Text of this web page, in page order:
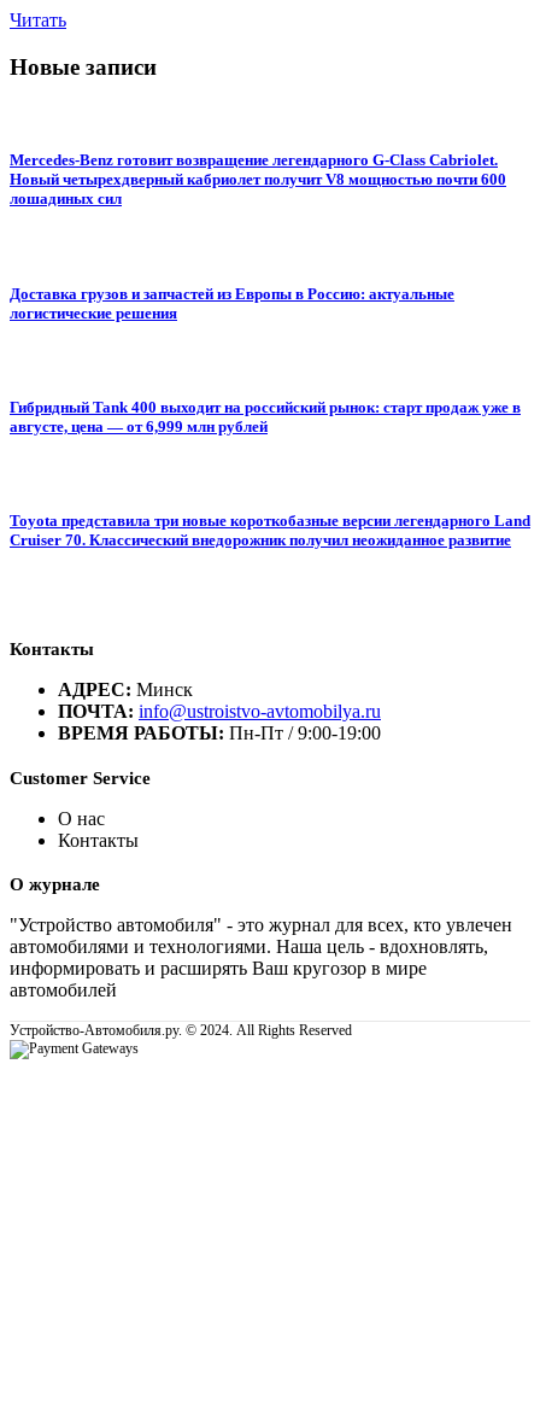
Читать
Новые записи
Mercedes-Benz готовит возвращение легендарного G-Class Cabriolet.
Новый четырехдверный кабриолет получит V8 мощностью почти 600
лошадиных сил
Доставка грузов и запчастей из Европы в Россию: актуальные
логистические решения
Гибридный Tank 400 выходит на российский рынок: старт продаж уже в
августе, цена — от 6,999 млн рублей
Toyota представила три новые короткобазные версии легендарного Land
Cruiser 70. Классический внедорожник получил неожиданное развитие
Контакты
АДРЕС: Минск
ПОЧТА: info@ustroistvo-avtomobilya.ru
ВРЕМЯ РАБОТЫ: Пн-Пт / 9:00-19:00
Customer Service
О нас
Контакты
О журнале
"Устройство автомобиля" - это журнал для всех, кто увлечен
автомобилями и технологиями. Наша цель - вдохновлять,
информировать и расширять Ваш кругозор в мире
автомобилей
Устройство-Автомобиля.ру. © 2024. All Rights Reserved